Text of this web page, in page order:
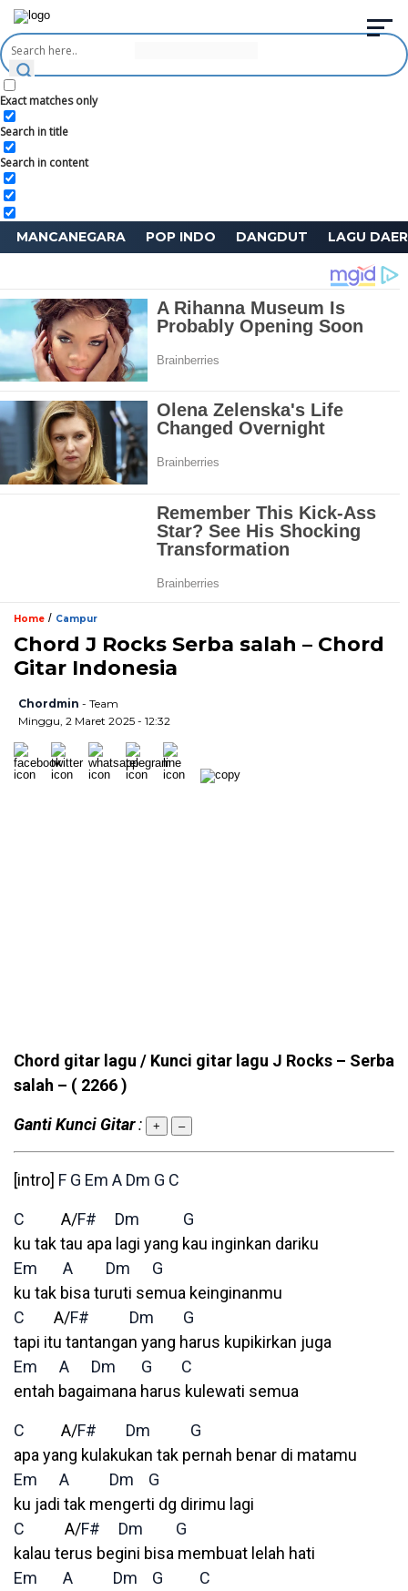
Exact matches only
Search in title
Search in content
MANCANEGARA POP INDO DANGDUT LAGU
Home / Campur
Chord J Rocks Serba salah – Chord
Gitar Indonesia
Chordmin - Team
Minggu, 2 Maret 2025 - 12:32
Chord gitar lagu / Kunci gitar lagu J Rocks – Serba
salah – ( 2266 )
Ganti Kunci Gitar: + –
[intro] F G Em A Dm G C
C A/F# Dm
G
ku tak tau apa lagi yang kau inginkan dariku
Em
A Dm
G
ku tak bisa turuti semua keinginanmu
C A/F# Dm
G
tapi itu tantangan yang harus kupikirkan juga
Em
A Dm G
C
entah bagaimana harus kulewati semua
C A/F# Dm
G
apa yang kulakukan tak pernah benar di matamu
Em
A Dm
G
ku jadi tak mengerti dg dirimu lagi
C A/F# Dm
G
kalau terus begini bisa membuat lelah hati
Em
A Dm G
C